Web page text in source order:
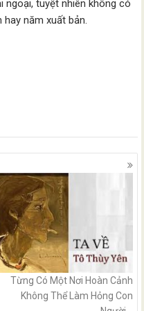
ngoại, tuyệt nhiên không có
năm xuất bản.
Từng Có Một Nơi Hoàn Cảnh
Không Thể Làm Hỏng Con